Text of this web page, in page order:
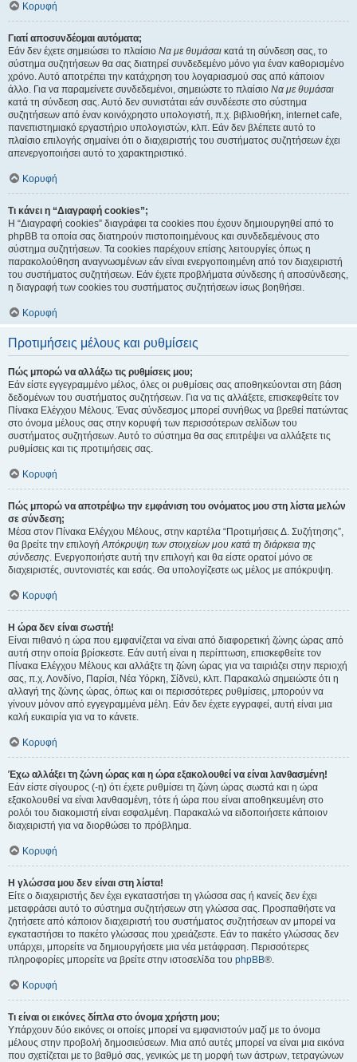
Κορυφή
Γιατί αποσυνδέομαι αυτόματα;
Εάν δεν έχετε σημειώσει το πλαίσιο Να με θυμάσαι κατά τη σύνδεση σας, το
σύστημα συζητήσεων θα σας διατηρεί συνδεδεμένο μόνο για έναν καθορισμένο
χρόνο. Αυτό αποτρέπει την κατάχρηση του λογαριασμού σας από κάποιον
άλλο. Για να παραμείνετε συνδεδεμένοι, σημειώστε το πλαίσιο Να με θυμάσαι
κατά τη σύνδεση σας. Αυτό δεν συνιστάται εάν συνδέεστε στο σύστημα
συζητήσεων από έναν κοινόχρηστο υπολογιστή, π.χ. βιβλιοθήκη, internet cafe,
πανεπιστημιακό εργαστήριο υπολογιστών, κλπ. Εάν δεν βλέπετε αυτό το
πλαίσιο επιλογής σημαίνει ότι ο διαχειριστής του συστήματος συζητήσεων έχει
απενεργοποιήσει αυτό το χαρακτηριστικό.
Κορυφή
Τι κάνει η “Διαγραφή cookies”;
Η “Διαγραφή cookies” διαγράφει τα cookies που έχουν δημιουργηθεί από το
phpBB τα οποία σας διατηρούν πιστοποιημένους και συνδεδεμένους στο
σύστημα συζητήσεων. Τα cookies παρέχουν επίσης λειτουργίες όπως η
παρακολούθηση αναγνωσμένων εάν είναι ενεργοποιημένη από τον διαχειριστή
του συστήματος συζητήσεων. Εάν έχετε προβλήματα σύνδεσης ή αποσύνδεσης,
η διαγραφή των cookies του συστήματος συζητήσεων ίσως βοηθήσει.
Κορυφή
Προτιμήσεις μέλους και ρυθμίσεις
Πώς μπορώ να αλλάξω τις ρυθμίσεις μου;
Εάν είστε εγγεγραμμένο μέλος, όλες οι ρυθμίσεις σας αποθηκεύονται στη βάση
δεδομένων του συστήματος συζητήσεων. Για να τις αλλάξετε, επισκεφθείτε τον
Πίνακα Ελέγχου Μέλους. Ένας σύνδεσμος μπορεί συνήθως να βρεθεί πατώντας
στο όνομα μέλους σας στην κορυφή των περισσότερων σελίδων του
συστήματος συζητήσεων. Αυτό το σύστημα θα σας επιτρέψει να αλλάξετε τις
ρυθμίσεις και τις προτιμήσεις σας.
Κορυφή
Πώς μπορώ να αποτρέψω την εμφάνιση του ονόματος μου στη λίστα μελών
σε σύνδεση;
Μέσα στον Πίνακα Ελέγχου Μέλους, στην καρτέλα “Προτιμήσεις Δ. Συζήτησης”,
θα βρείτε την επιλογήΑπόκρυψη των στοιχείων μου κατά τη διάρκεια της
σύνδεσης. Ενεργοποιήστε αυτή την επιλογή και θα είστε ορατοί μόνο σε
διαχειριστές, συντονιστές και εσάς. Θα υπολογίζεστε ως μέλος με απόκρυψη.
Κορυφή
Η ώρα δεν είναι σωστή!
Είναι πιθανό η ώρα που εμφανίζεται να είναι από διαφορετική ζώνης ώρας από
αυτή στην οποία βρίσκεστε. Εάν αυτή είναι η περίπτωση, επισκεφθείτε τον
Πίνακα Ελέγχου Μέλους και αλλάξτε τη ζώνη ώρας για να ταιριάζει στην περιοχή
σας, π.χ. Λονδίνο, Παρίσι, Νέα Υόρκη, Σίδνεϋ, κλπ. Παρακαλώ σημειώστε ότι η
αλλαγή της ζώνης ώρας, όπως και οι περισσότερες ρυθμίσεις, μπορούν να
γίνουν μόνον από εγγεγραμμένα μέλη. Εάν δεν έχετε εγγραφεί, αυτή είναι μια
καλή ευκαιρία για να το κάνετε.
Κορυφή
Έχω αλλάξει τη ζώνη ώρας και η ώρα εξακολουθεί να είναι λανθασμένη!
Εάν είστε σίγουρος (-η) ότι έχετε ρυθμίσει τη ζώνη ώρας σωστά και η ώρα
εξακολουθεί να είναι λανθασμένη, τότε ή ώρα που είναι αποθηκευμένη στο
ρολόι του διακομιστή είναι εσφαλμένη. Παρακαλώ να ειδοποιήσετε κάποιον
διαχειριστή για να διορθώσει το πρόβλημα.
Κορυφή
Η γλώσσα μου δεν είναι στη λίστα!
Είτε ο διαχειριστής δεν έχει εγκαταστήσει τη γλώσσα σας ή κανείς δεν έχει
μεταφράσει αυτό το σύστημα συζητήσεων στη γλώσσα σας. Προσπαθήστε να
ζητήσετε από κάποιον διαχειριστή του συστήματος συζητήσεων αν μπορεί να
εγκαταστήσει το πακέτο γλώσσας που χρειάζεστε. Εάν το πακέτο γλώσσας δεν
υπάρχει, μπορείτε να δημιουργήσετε μια νέα μετάφραση. Περισσότερες
πληροφορίες μπορείτε να βρείτε στην ιστοσελίδα του phpBB®.
Κορυφή
Τι είναι οι εικόνες δίπλα στο όνομα χρήστη μου;
Υπάρχουν δύο εικόνες οι οποίες μπορεί να εμφανιστούν μαζί με το όνομα
μέλους στην προβολή δημοσιεύσεων. Μια από αυτές μπορεί να είναι μια εικόνα
που σχετίζεται με το βαθμό σας, γενικώς με τη μορφή των άστρων, τετραγώνων